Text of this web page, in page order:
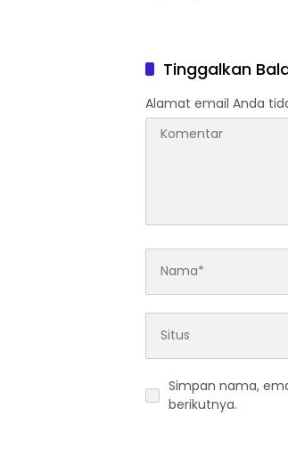
Tinggalkan
Alamat email Anda
Simpan nama,
berikutnya.